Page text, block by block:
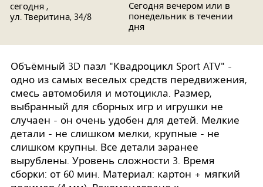
сегодня ,
ул. Тверитина, 34/8
Сегодня вечером или в
понедельник в течении
дня
Объёмный 3D пазл "Квадроцикл Sport ATV" -
одно из самых веселых средств передвижения,
смесь автомобиля и мотоцикла. Размер,
выбранный для сборных игр и игрушки не
случаен - он очень удобен для детей. Мелкие
детали - не слишком мелки, крупные - не
слишком крупны. Все детали заранее
вырублены. Уровень сложности 3. Время
сборки: от 60 мин. Материал: картон + мягкий